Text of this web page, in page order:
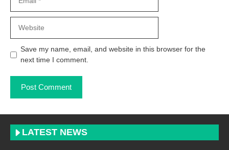
Save my name, email, and website in this browser for the
next time I comment.
LATEST NEWS